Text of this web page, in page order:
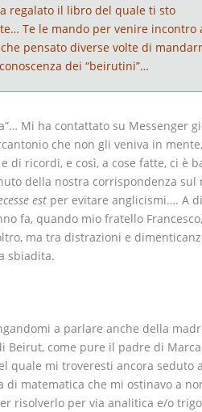
regalato il libro del quale ti sto
Te le mando per venire incontro
pensato diverse volte di
dei “beirutini”…
Mi ha contattato su Messenger
che non gli veniva in
di ricordi, e così, a cose fatte, ci è
della nostra corrispondenza sul
est per evitare anglicismi…. A
fa, quando mio fratello
ma tra distrazioni e
sbiadita.
a parlare anche della
Beirut, come pure il padre di
quale mi troveresti ancora seduto
matematica che mi ostinavo a
risolverlo per via analitica e/o